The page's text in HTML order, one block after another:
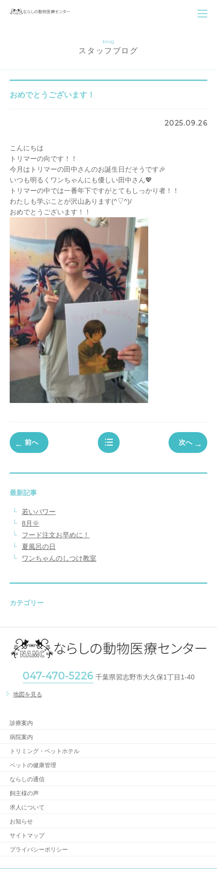
blog
スタッフブログ
おめでとうございます！
2025.09.26
こんにちは
トリマーの向です！！
今月はトリマーの田中さんのお誕生日だそうです🎉
いつも明るくワンちゃんにも優しい田中さん💖
トリマーの中では一番年下ですがとてもしっかり者！！
わたしも学ぶことが沢山あります(^▽^)/
おめでとうございます！！
前へ 次へ
最新記事
若いパワー
8月🌞
フード注文お早めに！
夏風呂の日
ワンちゃんのしつけ教室
カテゴリー
047-470-5226 千葉県習志野市大久保1丁目1-40
地図を見る
診療案内
病院案内
トリミング・ペットホテル
ペットの健康管理
ならしの通信
飼主様の声
求人について
お知らせ
サイトマップ
プライバシーポリシー